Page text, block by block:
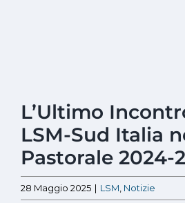
immagine
L’Ultimo
LSM-Sud Italia
Pastorale 2024-
28 Maggio 2025 | LSM Notizie